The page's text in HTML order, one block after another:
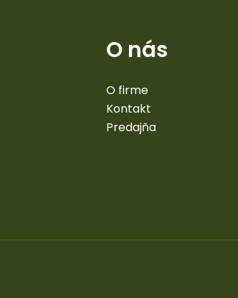
O nás
O firme
Kontakt
Predajňa